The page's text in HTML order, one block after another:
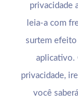
privacidade
leia-a com
surtem efeito
aplicativo.
privacidade,
você